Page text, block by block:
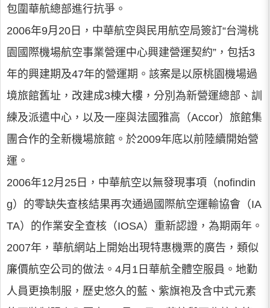
包圍華航總部進行抗爭。
2006年9月20日，中華航空與民用航空局簽訂“台灣桃
園國際機場航空事業營運中心興建營運契約”，包括3
年的興建期及47年的營運期。該案是以原桃園機場過
境旅館舊址，改建成3棟大樓，分別為新營運總部、訓
練及派遣中心，以及一座與法國雅高（Accor）旅館集
團合作的全新機場旅館。於2009年底以前陸續開始營
運。
2006年12月25日，中華航空以無發現事項（nofindin
g）的零缺失查核結果再次通過國際航空運輸協會（IA
TA）的作業安全查核（IOSA）重新認證，為期兩年。
2007年，華航網站上開始出現特惠機票的廣告，類似
廉價航空公司的做法。4月1日華航全體空服員。地勤
人員更換制服，歷史悠久的藍、紫旗袍及含中式元素